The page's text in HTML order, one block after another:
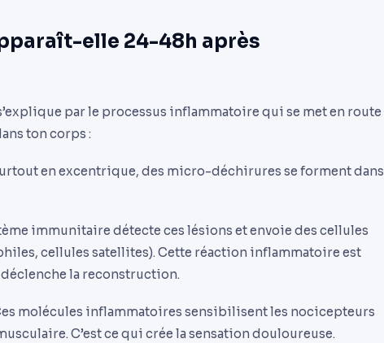
elle 24-48h après
par le processus inflammatoire qui se met en route
ton corps :
en excentrique, des micro-déchirures se forment dans
immunitaire détecte ces lésions et envoie des cellules
cellules satellites). Cette réaction inflammatoire est
déclenche la reconstruction.
molécules inflammatoires sensibilisent les nocicepteurs
C’est ce qui crée la sensation douloureuse.